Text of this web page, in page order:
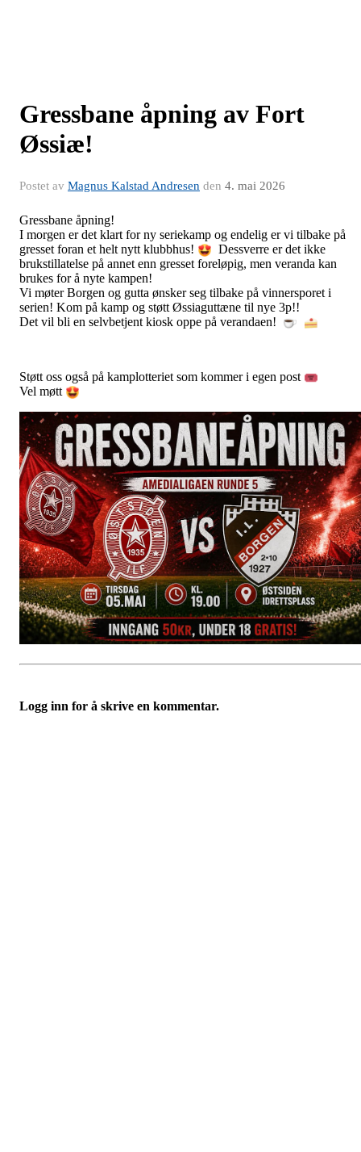
Gressbane åpning av Fort
Øssiæ!
Postet av Magnus Kalstad Andresen den 4. mai 2026
Gressbane åpning!
I morgen er det klart for ny seriekamp og endelig er vi tilbake på
gresset foran et helt nytt klubbhus!
Dessverre er det ikke
brukstillatelse på annet enn gresset foreløpig, men veranda kan
brukes for å nyte kampen!
Vi møter Borgen og gutta ønsker seg tilbake på vinnersporet i
serien! Kom på kamp og støtt Øssiaguttæne til nye 3p!!
Det vil bli en selvbetjent kiosk oppe på verandaen!
Støtt oss også på kamplotteriet som kommer i egen post
Vel møtt
Logg inn for å skrive en kommentar.